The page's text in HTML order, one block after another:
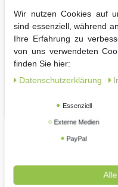
Roundup Rasen-
Wir nutzen Cookies auf
sind essenziell, während
Ihre Erfahrung zu
von uns verwendeten
finden Sie hier:
Daten­schutz­erklärung
Essenziell
Externe Medien
PayPal